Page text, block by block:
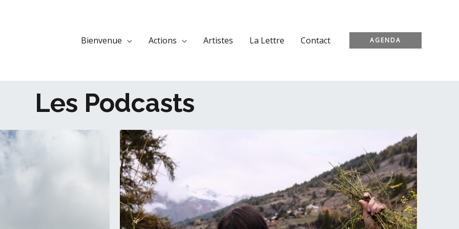
Bienvenue Actions Artistes La Lettre Contact AGENDA
Les Podcasts